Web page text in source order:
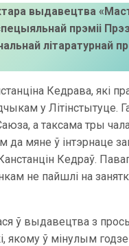
выдавецтва
прэміі
літаратурнай
Кедрава, які
у Літінстытуце.
а таксама тры
мяне ў інтэрнаце
Кедраў.
не пайшлі на
ў выдавецтва з
якому ў мінулым